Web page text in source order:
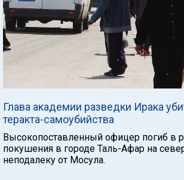
Глава академии разведки Ирака
теракта-самоубийства
Высокопоставленный офицер погиб в
покушения в городе Таль-Афар на
неподалеку от Мосула.